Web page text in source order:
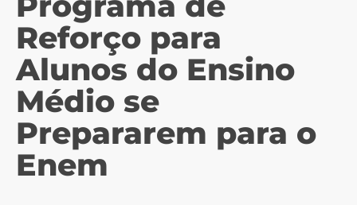
Reforço para
Alunos do Ensino
Médio se
Prepararem para o
Enem